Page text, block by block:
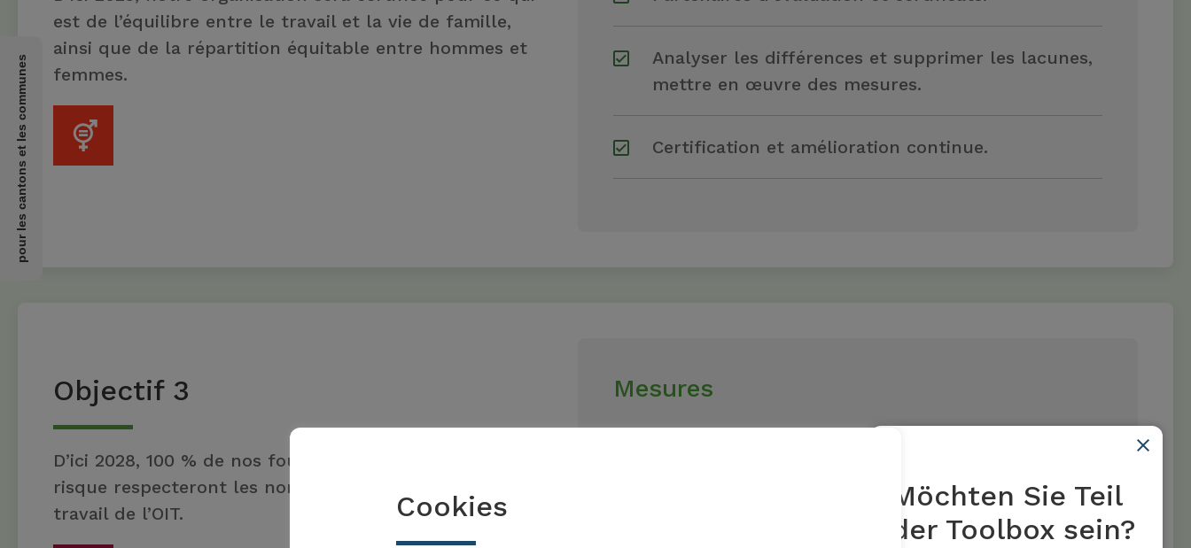
est de l’équilibre entre le travail et la vie de famille,
ainsi que de la répartition équitable entre hommes et
femmes.
Analyser les différences et supprimer les lacunes,
mettre en œuvre des mesures.
Certification et amélioration continue.
Objectif 3
D’ici 2028, 100 % de nos fournisseurs issus de pays à
risque respecteront les normes fondamentales du
travail de l’OIT.
Mesures
et un code de conduite pour les fournisseurs.
Möchten Sie Teil
der Toolbox sein?
pour les cantons et les communes
Cookies